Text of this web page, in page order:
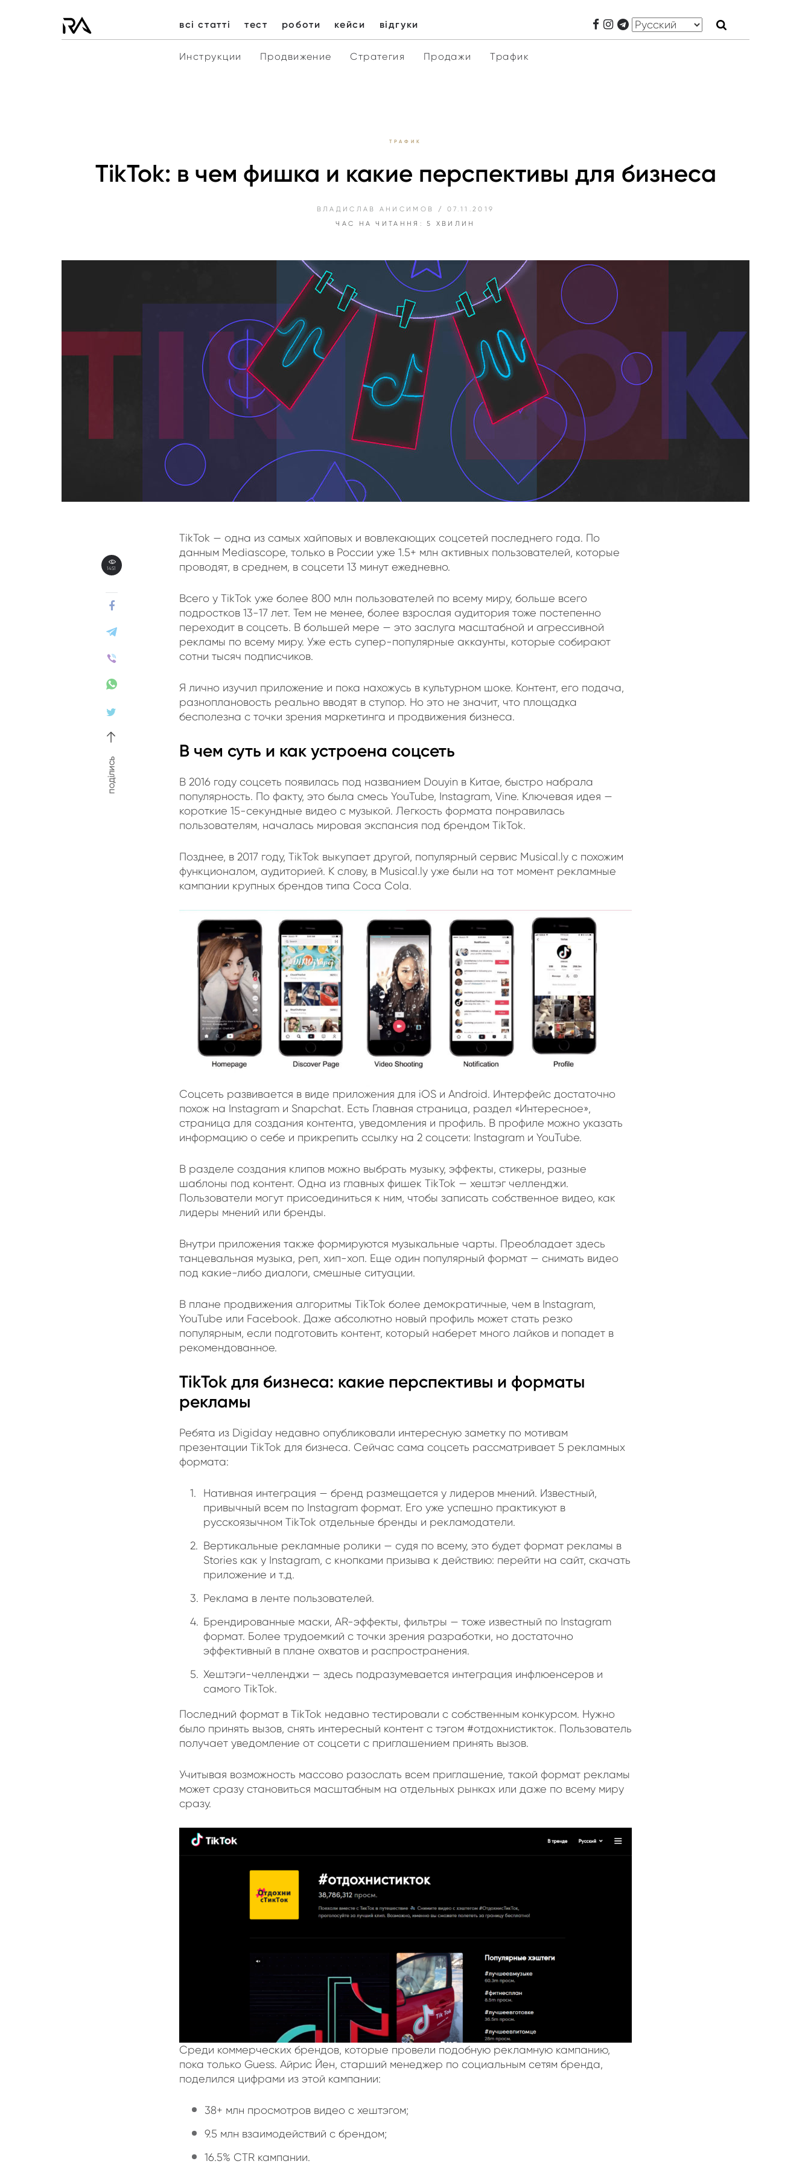
всі статті тест роботи кейси відгуки
Инструкции Продвижение Стратегия Продажи Трафик
ТРАФИК
TikTok: в чем фишка и какие перспективы для бизнеса
ВЛАДИСЛАВ АНИСИМОВ /07.11.2019
ЧАС НА ЧИТАННЯ: 5 ХВИЛИН
1451
поділись
TikTok — одна из самых хайповых и вовлекающих соцсетей последнего года. По
данным Mediascope, только в России уже 1.5+ млн активных пользователей, которые
проводят, в среднем, в соцсети 13 минут ежедневно.
Всего у TikTok уже более 800 млн пользователей по всему миру, больше всего
подростков 13-17 лет. Тем не менее, более взрослая аудитория тоже постепенно
переходит в соцсеть. В большей мере — это заслуга масштабной и агрессивной
рекламы по всему миру. Уже есть супер-популярные аккаунты, которые собирают
сотни тысяч подписчиков.
Я лично изучил приложение и пока нахожусь в культурном шоке. Контент, его подача,
разноплановость реально вводят в ступор. Но это не значит, что площадка
бесполезна с точки зрения маркетинга и продвижения бизнеса.
В чем суть и как устроена соцсеть
В 2016 году соцсеть появилась под названием Douyin в Китае, быстро набрала
популярность. По факту, это была смесь YouTube, Instagram, Vine. Ключевая идея —
короткие 15-секундные видео с музыкой. Легкость формата понравилась
пользователям, началась мировая экспансия под брендом TikTok.
Позднее, в 2017 году, TikTok выкупает другой, популярный сервис Musical.ly с похожим
функционалом, аудиторией. К слову, в Musical.ly уже были на тот момент рекламные
кампании крупных брендов типа Coca Cola.
Соцсеть развивается в виде приложения для iOS и Android. Интерфейс достаточно
похож на Instagram и Snapchat. Есть Главная страница, раздел «Интересное»,
страница для создания контента, уведомления и профиль. В профиле можно указать
информацию о себе и прикрепить ссылку на 2 соцсети: Instagram и YouTube.
В разделе создания клипов можно выбрать музыку, эффекты, стикеры, разные
шаблоны под контент. Одна из главных фишек TikTok — хештэг челленджи.
Пользователи могут присоединиться к ним, чтобы записать собственное видео, как
лидеры мнений или бренды.
Внутри приложения также формируются музыкальные чарты. Преобладает здесь
танцевальная музыка, реп, хип-хоп. Еще один популярный формат — снимать видео
под какие-либо диалоги, смешные ситуации.
В плане продвижения алгоритмы TikTok более демократичные, чем в Instagram,
YouTube или Facebook. Даже абсолютно новый профиль может стать резко
популярным, если подготовить контент, который наберет много лайков и попадет в
рекомендованное.
TikTok для бизнеса: какие перспективы и форматы
рекламы
Ребята из Digiday недавно опубликовали интересную заметку по мотивам
презентации TikTok для бизнеса. Сейчас сама соцсеть рассматривает 5 рекламных
формата:
Нативная интеграция — бренд размещается у лидеров мнений. Известный,
привычный всем по Instagram формат. Его уже успешно практикуют в
русскоязычном TikTok отдельные бренды и рекламодатели.
Вертикальные рекламные ролики — судя по всему, это будет формат рекламы в
Stories как у Instagram, с кнопками призыва к действию: перейти на сайт, скачать
приложение и т.д.
Реклама в ленте пользователей.
Брендированные маски, AR-эффекты, фильтры — тоже известный по Instagram
формат. Более трудоемкий с точки зрения разработки, но достаточно
эффективный в плане охватов и распространения.
Хештэги-челленджи — здесь подразумевается интеграция инфлюенсеров и
самого TikTok.
Последний формат в TikTok недавно тестировали с собственным конкурсом. Нужно
было принять вызов, снять интересный контент с тэгом #отдохнистикток. Пользователь
получает уведомление от соцсети с приглашением принять вызов.
Учитывая возможность массово разослать всем приглашение, такой формат рекламы
может сразу становиться масштабным на отдельных рынках или даже по всему миру
сразу.
Среди коммерческих брендов, которые провели подобную рекламную кампанию,
пока только Guess. Айрис Йен, старший менеджер по социальным сетям бренда,
поделился цифрами из этой кампании:
38+ млн просмотров видео с хештэгом;
9.5 млн взаимодействий с брендом;
16.5% CTR кампании.